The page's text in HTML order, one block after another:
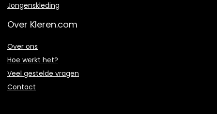
Jongenskleding
Over Kleren.com
Over ons
Hoe werkt het?
Veel gestelde vragen
Contact